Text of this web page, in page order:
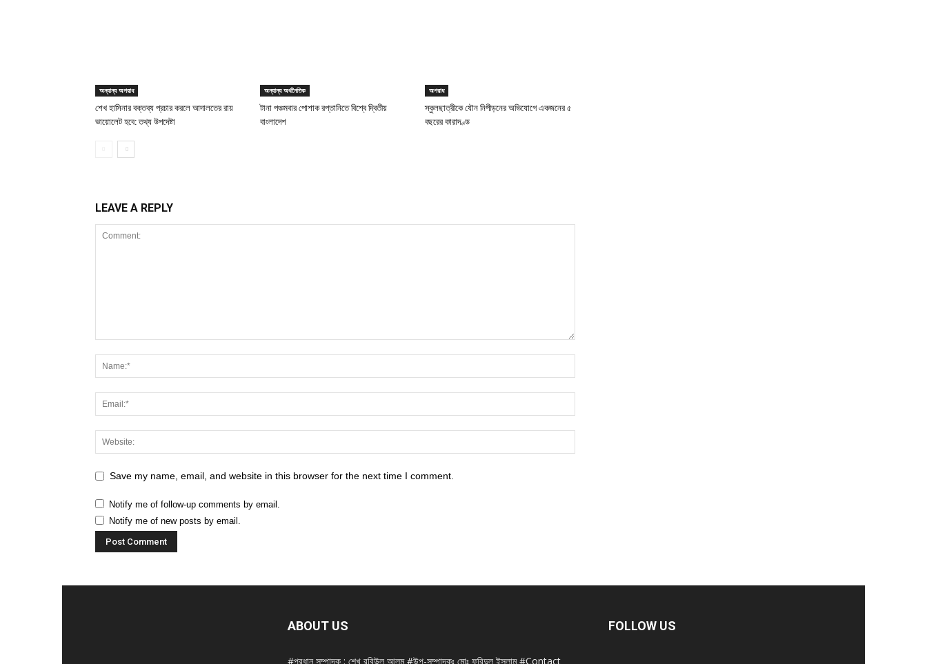
অন্যান্য অপরাধ
শেখ হাসিনার বক্তব্য প্রচার করলে আদালতের রায়
ভায়োলেট হবে: তথ্য উপদেষ্টা
অন্যান্য অর্থনৈতিক
টানা পঞ্চমবার পোশাক রপ্তানিতে বিশ্বে দ্বিতীয়
বাংলাদেশ
অপরাধ
স্কুলছাত্রীকে যৌন নিপীড়নের অভিযোগে একজনের ৫
বছরের কারাদণ্ড
LEAVE A REPLY
Save my name, email, and website in this browser for the next time I comment.
Notify me of follow-up comments by email.
Notify me of new posts by email.
ABOUT US
#প্রধান সম্পাদক : শেখ রবিউল আলম #উপ-সম্পাদকঃ মোঃ ফরিদুল ইসলাম #Contact
FOLLOW US